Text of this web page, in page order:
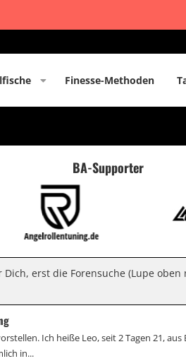
Finesse-Methoden
BA-Supporter
erst die Forensuche (Lupe
Ich heiße Leo, seit 2 Tagen 21,
in...